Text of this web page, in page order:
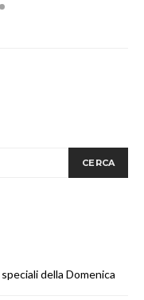
CERCA
della Domenica